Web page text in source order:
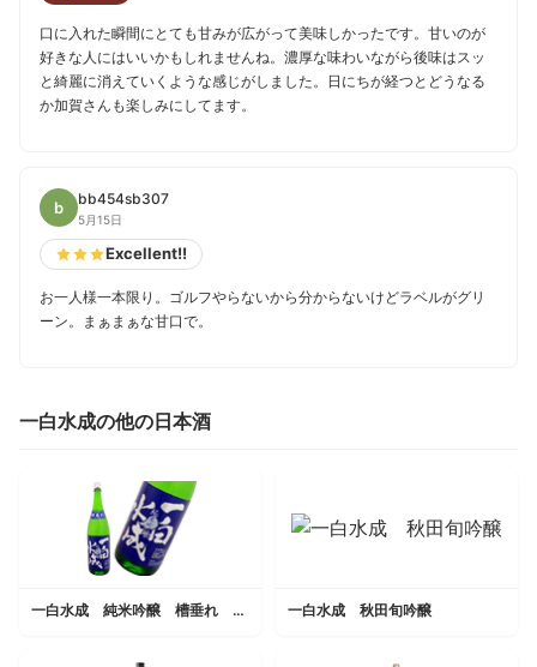
口に入れた瞬間にとても甘みが広がって美味しかったです。甘いのが
好きな人にはいいかもしれませんね。濃厚な味わいながら後味はスッ
と綺麗に消えていくような感じがしました。日にちが経つとどうなる
か加賀さんも楽しみにしてます。
b bb454sb307
5月15日
Excellent!!
お一人様一本限り。ゴルフやらないから分からないけどラベルがグリ
ーン。まぁまぁな甘口で。
一白水成の他の日本酒
一白水成 純米吟醸 槽垂れ 生酒 一白水成 秋田旬吟醸